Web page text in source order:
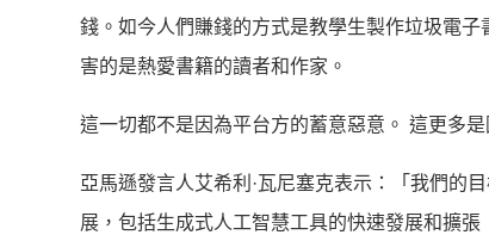
錢。如今人們賺錢的方式是教學生製作垃圾電
害的是熱愛書籍的讀者和作家。
這一切都不是因為平台方的蓄意惡意。 這更多
亞馬遜發言人艾希利·瓦尼塞克表示：「我們的
展，包括生成式人工智慧工具的快速發展和擴張